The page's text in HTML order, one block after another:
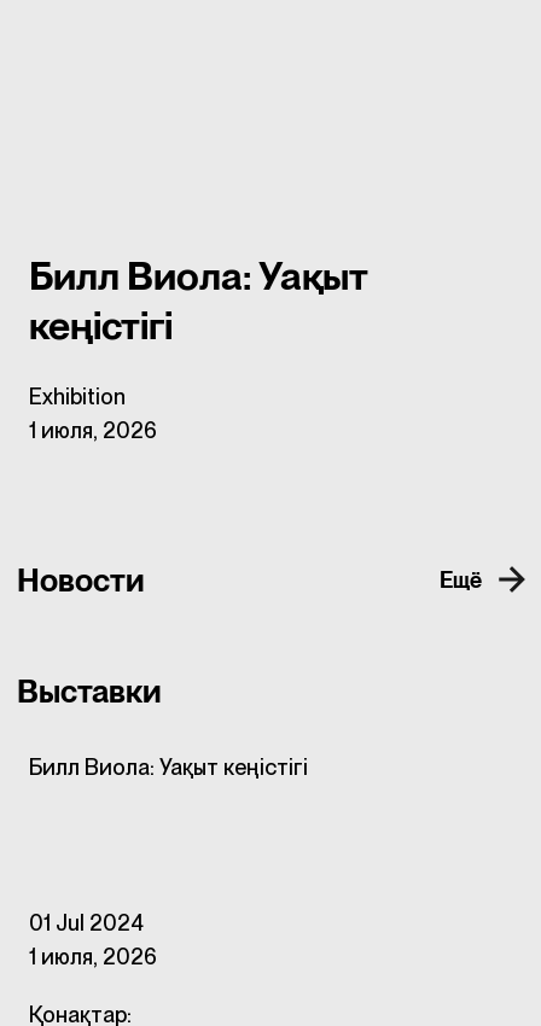
Билл Виола: Уақыт
кеңістігі
Exhibition
1 июля, 2026
Новости Ещё
Выставки
Билл Виола: Уақыт кеңістігі
01 Jul 2024
1 июля, 2026
Қонақтар: